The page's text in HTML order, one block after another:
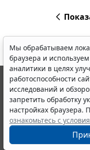
Мы обрабатываем
браузера и
аналитики в целях
работоспособности
исследований и
запретить обработку
настройках браузера.
ознакомьтесь с
© ООО "НПП "ГАРАНТ-
выпускается с 1990
являются участниками
информации ГАРАНТ.
Портал ГАРАНТ.РУ
издания Федеральной